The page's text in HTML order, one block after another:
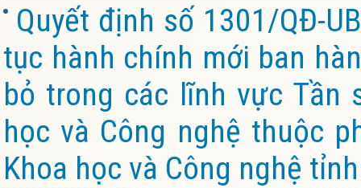
Quyết định số 1301/QĐ-
tục hành chính mới ban
bỏ trong các lĩnh vực Tần
học và Công nghệ thuộc
Khoa học và Công nghệ